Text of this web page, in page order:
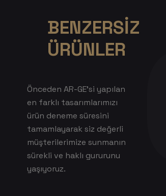
BENZERSİZ
ÜRÜNLER
Önceden AR-GE’si yapılan
en farklı tasarımlarımızı
ürün deneme süresini
tamamlayarak siz değerli
müşterilerimize sunmanın
sürekli ve haklı gururunu
yaşıyoruz.